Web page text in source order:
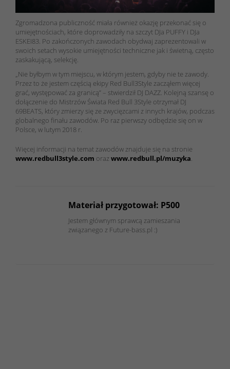
Zgromadzona publiczność miała również okazję przekonać się o
umiejętnościach, które doprowadziły na szczyt DJa PUFFY i DJa
ESKEI83. Po zakończonych zawodach obydwaj zaprezentowali w
swoich setach wysokie umiejętności techniczne jak i świetną, często
zaskakującą, selekcję.
„Nie byłbym w tym miejscu, w którym jestem, gdyby nie te zawody.
Przez to że jestem częścią ekipy Red Bull3Style zacząłem więcej
grać, występować za granicą” – stwierdził DJ DAZZ. Kolejną szansę o
dołączenie do Mistrzów Świata Red Bull 3Style otrzymał DJ
69BEATS, który zmierzy się ze zwycięzcami z innych krajów, podczas
globalnego finału zawodów. Po raz pierwszy odbędzie się on w
Polsce, w lutym 2018 r.
Więcej informacji na temat zawodów znajduje się na stronie
www.redbull3style.com oraz www.redbull.pl/muzyka.
Materiał przygotował: P500
Jestem głównym sprawcą zamieszania
związanego z Future-bass.pl :)